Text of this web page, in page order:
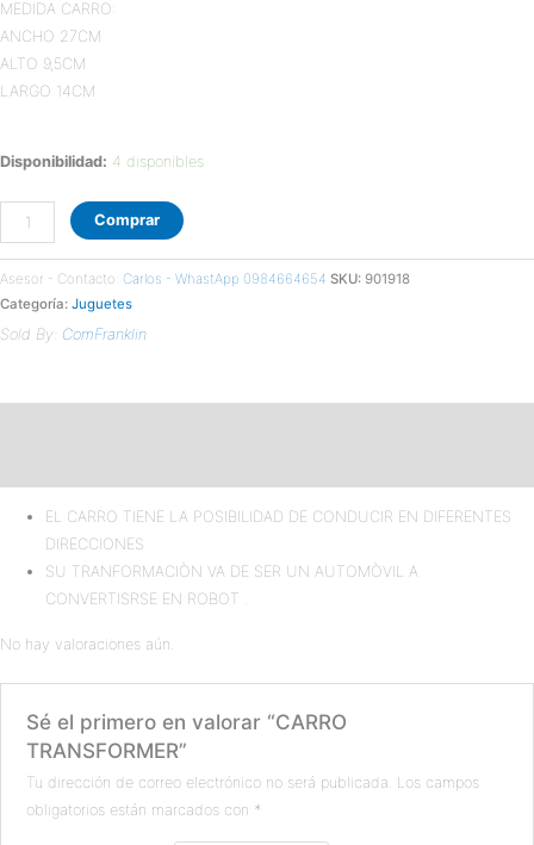
MEDIDA CARRO:
ANCHO 27CM
ALTO 9,5CM
LARGO 14CM
Disponibilidad: 4 disponibles
Comprar
Asesor - Contacto: Carlos - WhastApp 0984664654 SKU: 901918
Categoría: Juguetes
Sold By: ComFranklin
EL CARRO TIENE LA POSIBILIDAD DE CONDUCIR EN DIFERENTES
DIRECCIONES
SU TRANFORMACIÒN VA DE SER UN AUTOMÒVIL A
CONVERTISRSE EN ROBOT .
No hay valoraciones aún.
Sé el primero en valorar “CARRO
TRANSFORMER”
Tu dirección de correo electrónico no será publicada. Los campos
obligatorios están marcados con *